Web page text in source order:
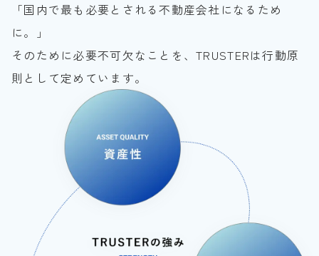
「国内で最も必要とされる不動産会社になるため
に。」
そのために必要不可欠なことを、TRUSTERは行動原
則として定めています。